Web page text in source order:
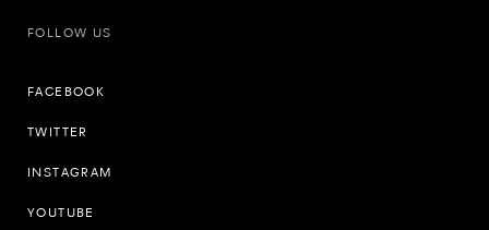
FOLLOW US
FACEBOOK
TWITTER
INSTAGRAM
YOUTUBE